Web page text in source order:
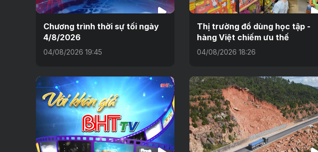
Chương trình thời sự tối ngày
4/8/2026
04/08/2026 19:45
Thị trường đồ dùng học tập -
hàng Việt chiếm ưu thế
04/08/2026 18:26